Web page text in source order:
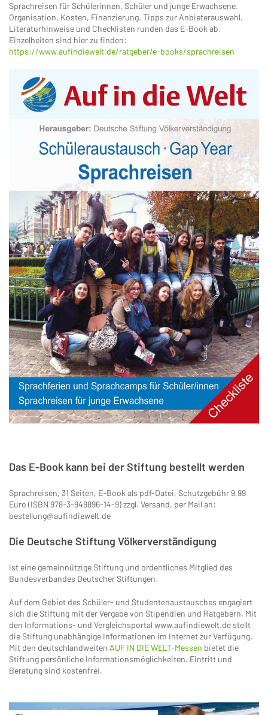
Sprachreisen für Schülerinnen, Schüler und junge Erwachsene.
Organisation, Kosten, Finanzierung. Tipps zur Anbieterauswahl.
Literaturhinweise und Checklisten runden das E-Book ab.
Einzelheiten sind hier zu finden:
https://www.aufindiewelt.de/ratgeber/e-books/sprachreisen
Das E-Book kann bei der Stiftung bestellt werden
Sprachreisen, 31 Seiten, E-Book als pdf-Datei, Schutzgebühr 9,99
Euro (ISBN 978-3-949896-14-9) zzgl. Versand, per Mail an:
bestellung@aufindiewelt.de
Die Deutsche Stiftung Völkerverständigung
ist eine gemeinnützige Stiftung und ordentliches Mitglied des
Bundesverbandes Deutscher Stiftungen.
Auf dem Gebiet des Schüler- und Studentenaustausches engagiert
sich die Stiftung mit der Vergabe von Stipendien und Ratgebern. Mit
den Informations- und Vergleichsportal www.aufindiewelt.de stellt
die Stiftung unabhängige Informationen im Internet zur Verfügung.
Mit den deutschlandweiten AUF IN DIE WELT-Messen bietet die
Stiftung persönliche Informationsmöglichkeiten. Eintritt und
Beratung sind kostenfrei.